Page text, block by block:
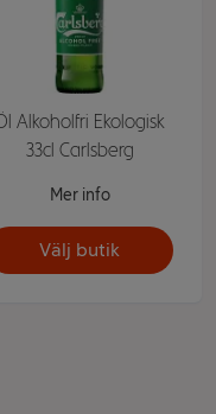
Alkoholfri Ekologisk
33cl Carlsberg
Mer info
Välj butik